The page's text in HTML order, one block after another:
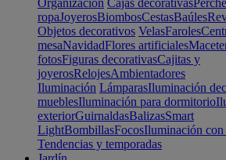
Organización Cajas decorativas
ropaJoyerosBiombosCestasBaúles
Objetos decorativos VelasFaroles
mesaNavidadFlores artificiales
fotosFiguras decorativasCajitas y
joyerosRelojesAmbientadores
Iluminación LámparasIluminación
mueblesIluminación para dormitorio
exteriorGuirnaldasBalizasSmart
LightBombillasFocosIluminación con
Tendencias y temporadas